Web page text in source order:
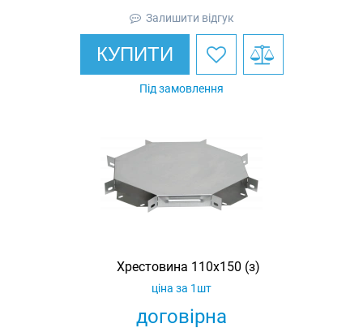
Залишити відгук
КУПИТИ
Під замовлення
Хрестовина 110х150 (з)
договірна
ціна за 1шт